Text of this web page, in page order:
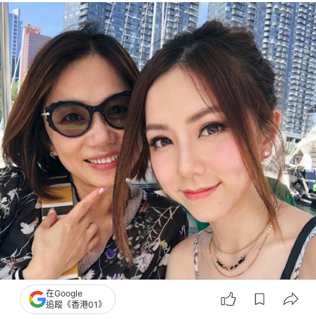
在Google
追蹤《香港01》